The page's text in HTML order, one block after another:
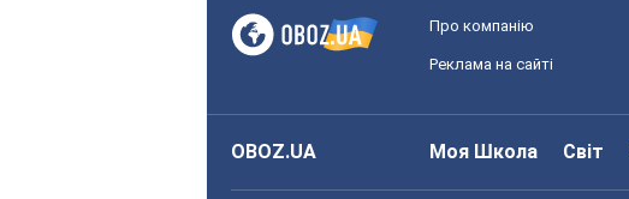
Про компанію
Реклама на сайті
OBOZ.UA Моя Школа Світ